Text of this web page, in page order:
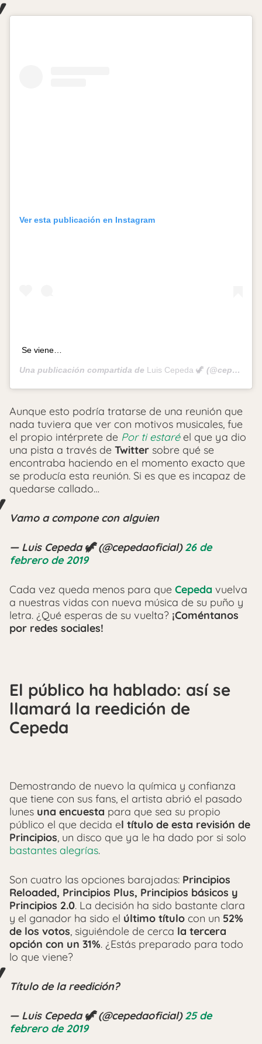
Ver esta publicación en Instagram
Se viene…
Una publicación compartida de Luis Cepeda 🦖 (@cepeda) el
Aunque esto podría tratarse de una reunión que
nada tuviera que ver con motivos musicales, fue
el propio intérprete de Por ti estaréel que ya dio
una pista a través de Twitter sobre qué se
encontraba haciendo en el momento exacto que
se producía esta reunión. Si es que es incapaz de
quedarse callado…
Vamo a compone con alguien
— Luis Cepeda 🦖 (@cepedaoficial)26 de
febrero de 2019
Cada vez queda menos para que Cepeda vuelva
a nuestras vidas con nueva música de su puño y
letra. ¿Qué esperas de su vuelta? ¡Coméntanos
por redes sociales!
El público ha hablado: así se
llamará la reedición de
Cepeda
Demostrando de nuevo la química y confianza
que tiene con sus fans, el artista abrió el pasado
lunes una encuesta para que sea su propio
público el que decida el título de esta revisión de
Principios, un disco que ya le ha dado por si solo
bastantes alegrías.
Son cuatro las opciones barajadas: Principios
Reloaded, Principios Plus, Principios básicos y
Principios 2.0. La decisión ha sido bastante clara
y el ganador ha sido el último título con un 52%
de los votos, siguiéndole de cerca la tercera
opción con un 31%. ¿Estás preparado para todo
lo que viene?
Título de la reedición?
— Luis Cepeda 🦖 (@cepedaoficial)25 de
febrero de 2019